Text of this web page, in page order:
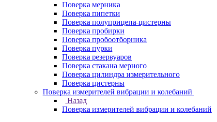
Поверка мерника
Поверка пипетки
Поверка полуприцепа-цистерны
Поверка пробирки
Поверка пробоотборника
Поверка пурки
Поверка резервуаров
Поверка стакана мерного
Поверка цилиндра измерительного
Поверка цистерны
Поверка измерителей вибрации и колебаний
Назад
Поверка измерителей вибрации и колебаний